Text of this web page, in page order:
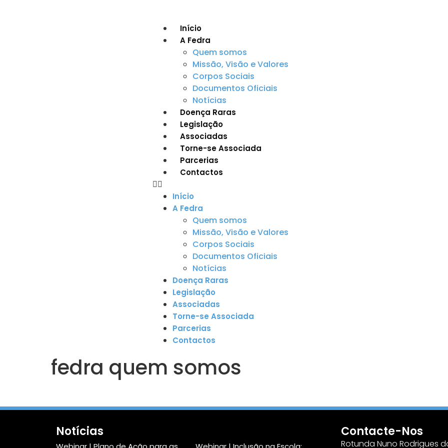
Início
A Fedra
Quem somos
Missão, Visão e Valores
Corpos Sociais
Documentos Oficiais
Notícias
Doença Raras
Legislação
Associadas
Torne-se Associada
Parcerias
Contactos
Início
A Fedra
Quem somos
Missão, Visão e Valores
Corpos Sociais
Documentos Oficiais
Notícias
Doença Raras
Legislação
Associadas
Torne-se Associada
Parcerias
Contactos
fedra quem somos
Notícias Contacte-Nos
Rotunda Nuno Rodrigues